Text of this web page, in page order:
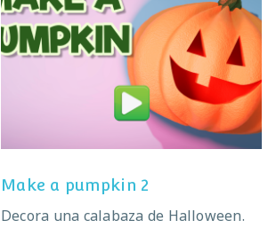
Make a pumpkin 2
Make a pumpkin 2
Decora una calabaza de Halloween.